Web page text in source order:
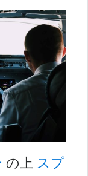
の上 スプ